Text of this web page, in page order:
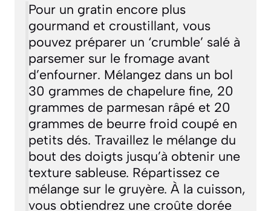
Pour un gratin encore plus
gourmand et croustillant, vous
pouvez préparer un ‘crumble’ salé à
parsemer sur le fromage avant
d’enfourner. Mélangez dans un bol
30 grammes de chapelure fine, 20
grammes de parmesan râpé et 20
grammes de beurre froid coupé en
petits dés. Travaillez le mélange du
bout des doigts jusqu’à obtenir une
texture sableuse. Répartissez ce
mélange sur le gruyère. À la cuisson,
vous obtiendrez une croûte dorée